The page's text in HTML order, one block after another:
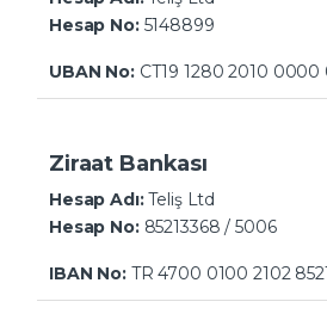
Hesap No:5148899
UBAN No:CT19 1280 2010
Ziraat Bankası
Hesap Adı:Teliş Ltd
Hesap No: 85213368 / 5006
IBAN No: TR 4700 0100 2102